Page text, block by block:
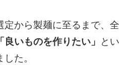
定から製麺に至るまで、全
「良いものを作りたい」
とい
た。